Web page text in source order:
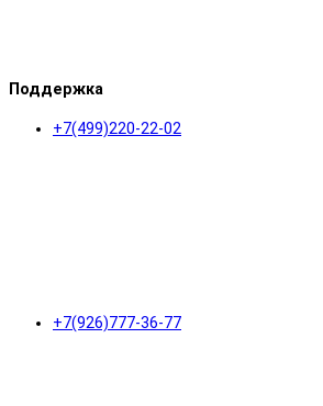
Поддержка
+7(499)220-22-02
+7(926)777-36-77